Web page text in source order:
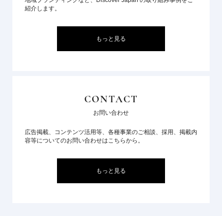
紹介します。
もっと見る
CONTACT
お問い合わせ
広告掲載、コンテンツ活用等、各種事業のご相談、採用、掲載内
容等についてのお問い合わせはこちらから。
もっと見る